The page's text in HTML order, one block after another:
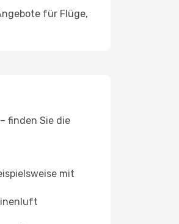
für Flüge,
finden Sie die
mit